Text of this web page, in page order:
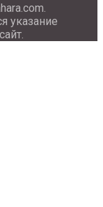
указание